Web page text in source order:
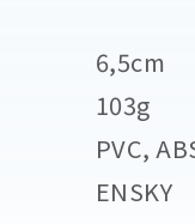
6,5cm
103g
PVC,
ENSKY